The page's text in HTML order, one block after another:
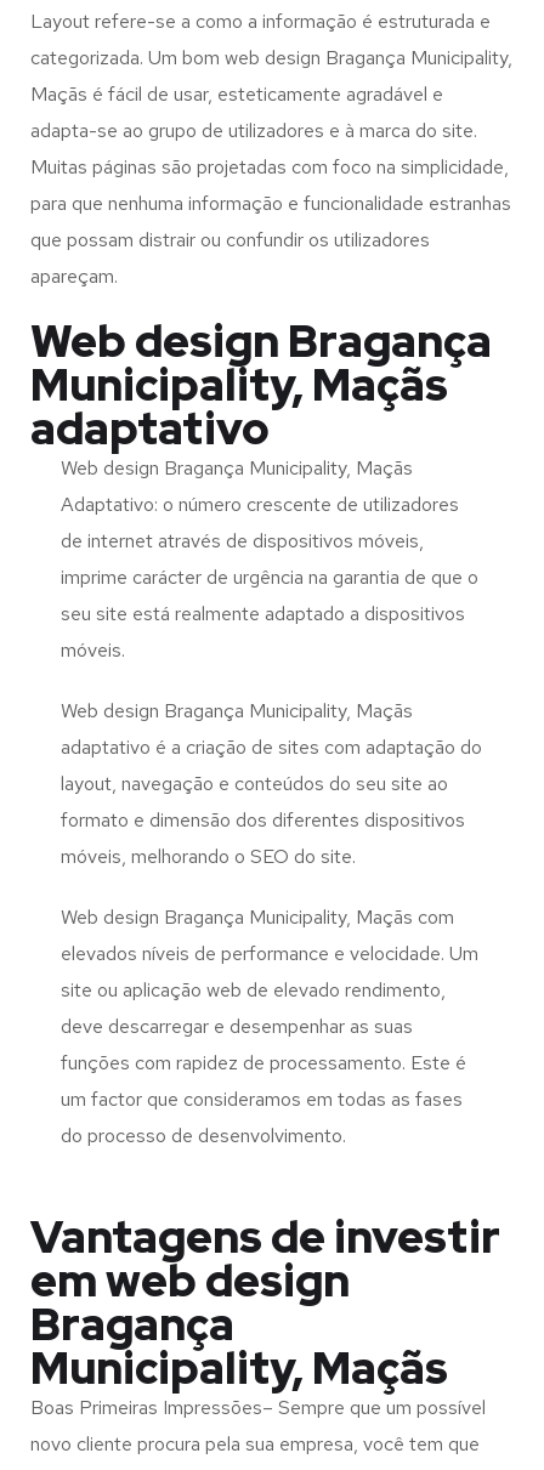
Layout refere-se a como a informação é estruturada e
categorizada. Um bom web design Bragança Municipality,
Maçãs é fácil de usar, esteticamente agradável e
adapta-se ao grupo de utilizadores e à marca do site.
Muitas páginas são projetadas com foco na simplicidade,
para que nenhuma informação e funcionalidade estranhas
que possam distrair ou confundir os utilizadores
apareçam.
Web design Bragança
Municipality, Maçãs
adaptativo
Web design Bragança Municipality, Maçãs
Adaptativo: o número crescente de utilizadores
de internet através de dispositivos móveis,
imprime carácter de urgência na garantia de que o
seu site está realmente adaptado a dispositivos
móveis.
Web design Bragança Municipality, Maçãs
adaptativo é a criação de sites com adaptação do
layout, navegação e conteúdos do seu site ao
formato e dimensão dos diferentes dispositivos
móveis, melhorando o SEO do site.
Web design Bragança Municipality, Maçãs com
elevados níveis de performance e velocidade. Um
site ou aplicação web de elevado rendimento,
deve descarregar e desempenhar as suas
funções com rapidez de processamento. Este é
um factor que consideramos em todas as fases
do processo de desenvolvimento.
Vantagens de investir
em web design
Bragança
Municipality, Maçãs
Boas Primeiras Impressões– Sempre que um possível
novo cliente procura pela sua empresa, você tem que